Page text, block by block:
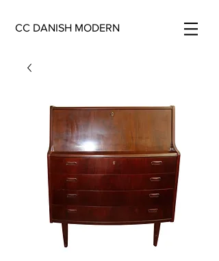
CC DANISH MODERN